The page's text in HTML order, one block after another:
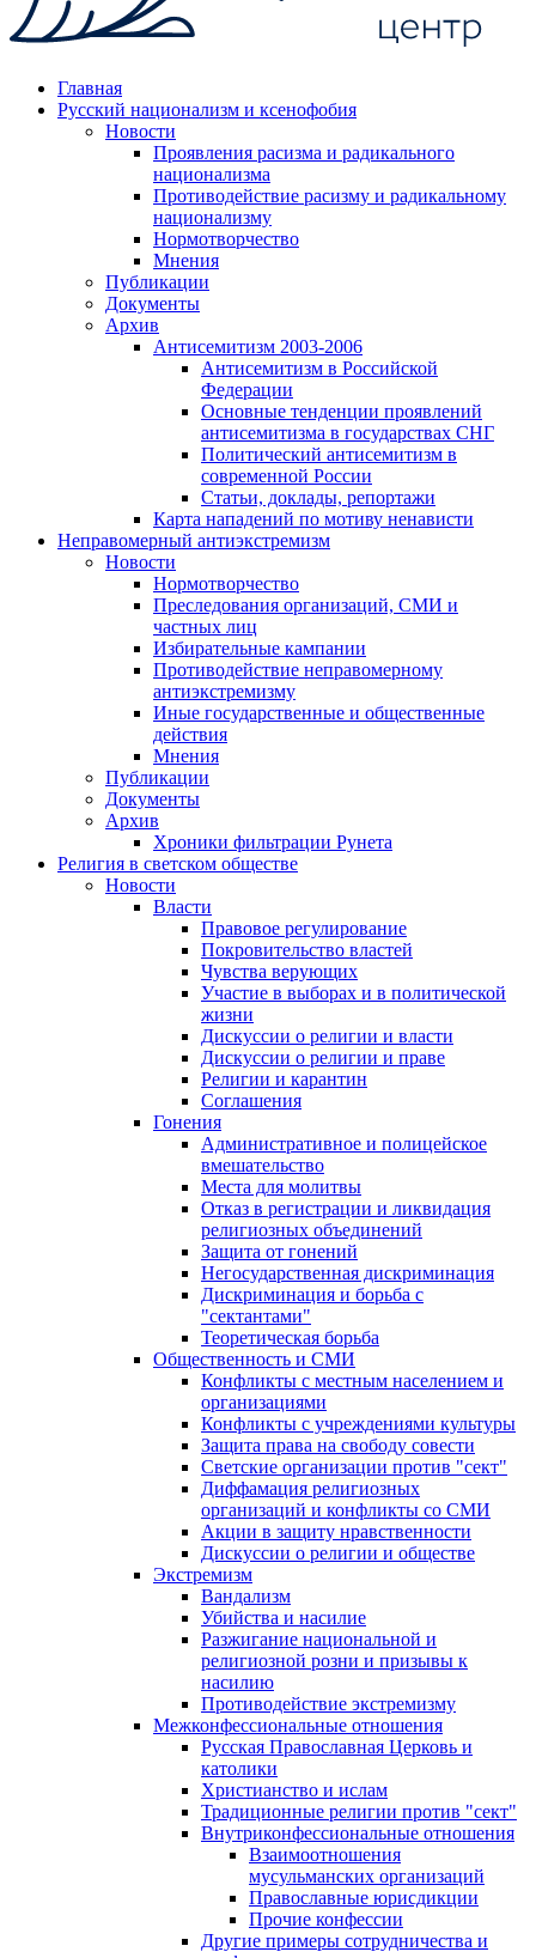
Главная
Русский национализм и ксенофобия
Новости
Проявления расизма и радикального
национализма
Противодействие расизму и радикальному
национализму
Нормотворчество
Мнения
Публикации
Документы
Архив
Антисемитизм 2003-2006
Антисемитизм в Российской
Федерации
Основные тенденции проявлений
антисемитизма в государствах СНГ
Политический антисемитизм в
современной России
Статьи, доклады, репортажи
Карта нападений по мотиву ненависти
Неправомерный антиэкстремизм
Новости
Нормотворчество
Преследования организаций, СМИ и
частных лиц
Избирательные кампании
Противодействие неправомерному
антиэкстремизму
Иные государственные и общественные
действия
Мнения
Публикации
Документы
Архив
Хроники фильтрации Рунета
Религия в светском обществе
Новости
Власти
Правовое регулирование
Покровительство властей
Чувства верующих
Участие в выборах и в политической
жизни
Дискуссии о религии и власти
Дискуссии о религии и праве
Религии и карантин
Соглашения
Гонения
Административное и полицейское
вмешательство
Места для молитвы
Отказ в регистрации и ликвидация
религиозных объединений
Защита от гонений
Негосударственная дискриминация
Дискриминация и борьба с
"сектантами"
Теоретическая борьба
Общественность и СМИ
Конфликты с местным населением и
организациями
Конфликты с учреждениями культуры
Защита права на свободу совести
Светские организации против "сект"
Диффамация религиозных
организаций и конфликты со СМИ
Акции в защиту нравственности
Дискуссии о религии и обществе
Экстремизм
Вандализм
Убийства и насилие
Разжигание национальной и
религиозной розни и призывы к
насилию
Противодействие экстремизму
Межконфессиональные отношения
Русская Православная Церковь и
католики
Христианство и ислам
Традиционные религии против "сект"
Внутриконфессиональные отношения
Взаимоотношения
мусульманских организаций
Православные юрисдикции
Прочие конфессии
Другие примеры сотрудничества и